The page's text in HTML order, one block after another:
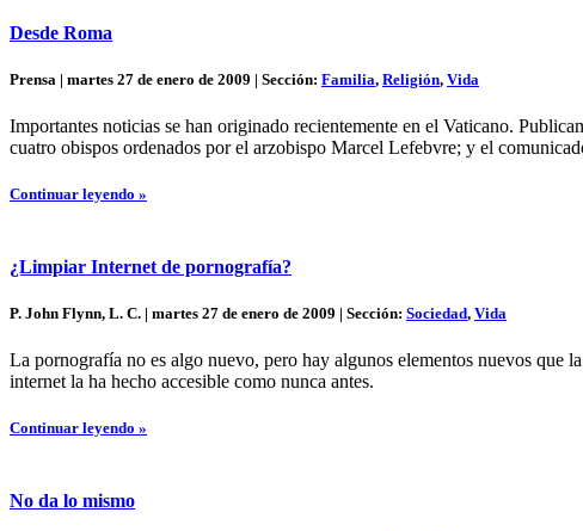
Desde Roma
Prensa | martes 27 de enero de 2009 | Sección: Familia, Religión, Vida
Importantes noticias se han originado recientemente en el Vaticano.
cuatro obispos ordenados por el arzobispo Marcel Lefebvre; y el
Continuar leyendo »
¿Limpiar Internet de pornografía?
P. John Flynn, L. C. | martes 27 de enero de 2009 | Sección: Sociedad, Vida
La pornografía no es algo nuevo, pero hay algunos elementos nuevos que
internet la ha hecho accesible como nunca antes.
Continuar leyendo »
No da lo mismo